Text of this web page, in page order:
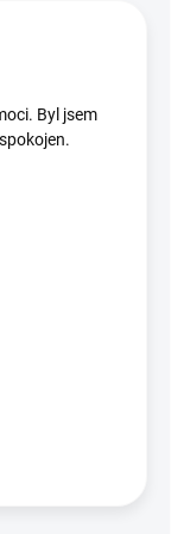
Byl jsem